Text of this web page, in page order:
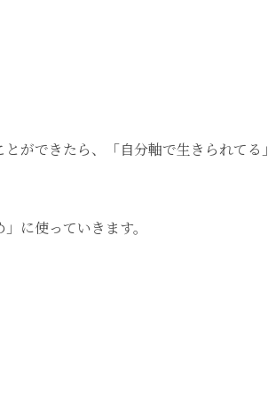
ができたら、「自分軸で生きられてる」
に使っていきます。